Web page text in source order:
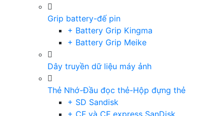
Grip battery-đế pin
+ Battery Grip Kingma
+ Battery Grip Meike
Dây truyền dữ liệu máy ảnh
Thẻ Nhớ-Đầu đọc thẻ-Hộp đựng thẻ
+ SD Sandisk
+ CF và CF express SanDisk